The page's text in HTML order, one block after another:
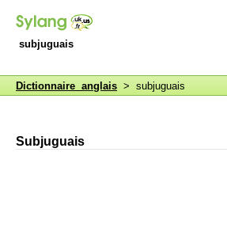
subjuguais
Dictionnaire anglais > subjuguais
Subjuguais